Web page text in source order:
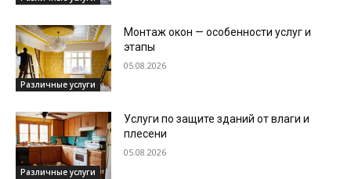
Различные услуги
Монтаж окон — особенности услуг и
этапы
05.08.2026
Различные услуги
Услуги по защите зданий от влаги и
плесени
05.08.2026